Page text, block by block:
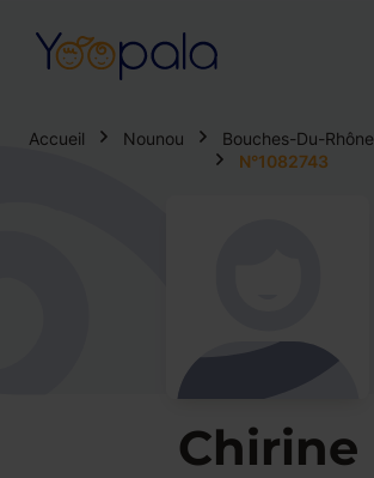
Accueil Nounou Bouches-Du-Rhône
N°1082743
Chirine